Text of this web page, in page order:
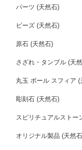
パーツ (天然石)
ビーズ (天然石)
原石 (天然石)
さざれ・タンブル (天
丸玉 ボール スフィア (
彫刻石 (天然石)
スピリチュアルストー
オリジナル製品 (天然